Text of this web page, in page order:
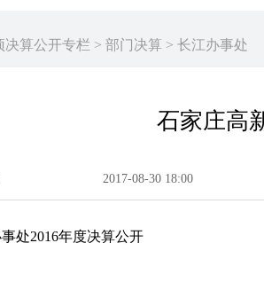
决算公开专栏 > 部门决算 > 长江办事处
石家庄高
2017-08-30 18:00
处2016年度决算公开